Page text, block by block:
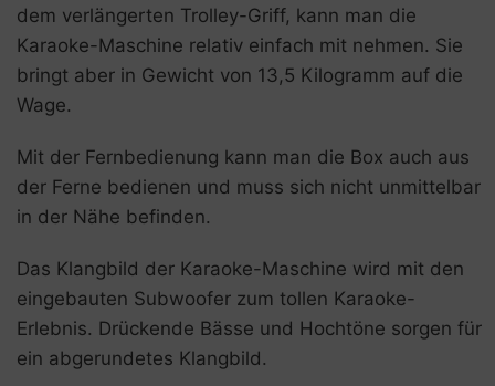
dem verlängerten Trolley-Griff, kann man die
Karaoke-Maschine relativ einfach mit nehmen. Sie
bringt aber in Gewicht von 13,5 Kilogramm auf die
Wage.
Mit der Fernbedienung kann man die Box auch aus
der Ferne bedienen und muss sich nicht unmittelbar
in der Nähe befinden.
Das Klangbild der Karaoke-Maschine wird mit den
eingebauten Subwoofer zum tollen Karaoke-
Erlebnis. Drückende Bässe und Hochtöne sorgen für
ein abgerundetes Klangbild.